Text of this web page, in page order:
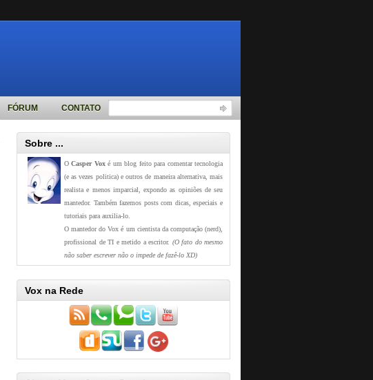
FÓRUM CONTATO
Sobre ...
OCasper Voxé um blog feito para comentar tecnologia
(e as vezes politica) e outros de maneira alternativa, mais
realista e menos imparcial, expondo as opiniões de seu
mantedor. Também fazemos posts com dicas, especiais e
tutoriais para auxilia-lo.
O mantedor do Vox é um cientista da computação (nerd),
profissional de TI e metido a escritor. (O fato do mesmo
não saber escrever não o impede de fazê-lo XD)
Vox na Rede